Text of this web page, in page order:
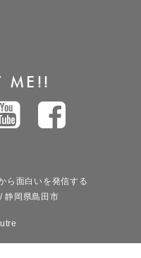
ME!!
ら面白いを発信する
静岡県島田市